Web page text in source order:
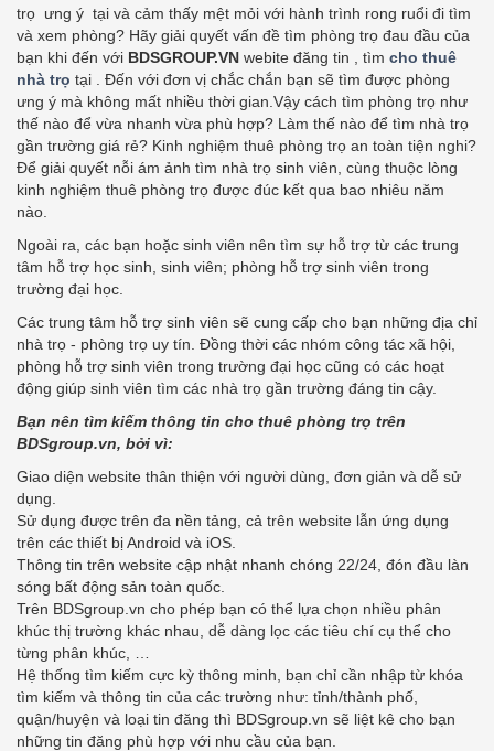
trọ ưng ý tại và cảm thấy mệt mỏi với hành trình rong ruổi đi tìm
và xem phòng? Hãy giải quyết vấn đề tìm phòng trọ đau đầu của
bạn khi đến với BDSGROUP.VN webite đăng tin , tìm cho thuê
nhà trọ tại
. Đến với đơn vị chắc chắn bạn sẽ tìm được phòng
ưng ý mà không mất nhiều thời gian. Vậy cách tìm phòng trọ như
thế nào để vừa nhanh vừa phù hợp? Làm thế nào để tìm nhà trọ
gần trường giá rẻ? Kinh nghiệm thuê phòng trọ an toàn tiện nghi?
Để giải quyết nỗi ám ảnh tìm nhà trọ sinh viên, cùng thuộc lòng
kinh nghiệm thuê phòng trọ được đúc kết qua bao nhiêu năm
nào.
Ngoài ra, các bạn hoặc sinh viên nên tìm sự hỗ trợ từ các trung
tâm hỗ trợ học sinh, sinh viên; phòng hỗ trợ sinh viên trong
trường đại học.
Các trung tâm hỗ trợ sinh viên sẽ cung cấp cho bạn những địa chỉ
nhà trọ - phòng trọ uy tín. Đồng thời các nhóm công tác xã hội,
phòng hỗ trợ sinh viên trong trường đại học cũng có các hoạt
động giúp sinh viên tìm các nhà trọ gần trường đáng tin cậy.
Bạn nên tìm kiếm thông tin cho thuê phòng trọ trên
BDSgroup.vn, bởi vì:
Giao diện website thân thiện với người dùng, đơn giản và dễ sử
dụng.
Sử dụng được trên đa nền tảng, cả trên website lẫn ứng dụng
trên các thiết bị Android và iOS.
Thông tin trên website cập nhật nhanh chóng 22/24, đón đầu làn
sóng bất động sản toàn quốc.
Trên BDSgroup.vn cho phép bạn có thể lựa chọn nhiều phân
khúc thị trường khác nhau, dễ dàng lọc các tiêu chí cụ thể cho
từng phân khúc, …
Hệ thống tìm kiếm cực kỳ thông minh, bạn chỉ cần nhập từ khóa
tìm kiếm và thông tin của các trường như: tỉnh/thành phố,
quận/huyện và loại tin đăng thì BDSgroup.vn sẽ liệt kê cho bạn
những tin đăng phù hợp với nhu cầu của bạn.